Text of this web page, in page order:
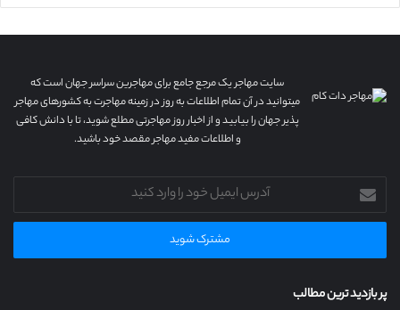
سایت مهاجر یک مرجع جامع برای مهاجرین سراسر جهان است که
میتوانید در آن تمام اطلاعات به روز در زمینه مهاجرت به کشورهای مهاجر
پذیر جهان را بیابید و از اخبار روز مهاجرتی مطلع شوید، تا با دانش کافی
و اطلاعات مفید مهاجر مقصد خود باشید.
آدرس
ایمیل
خود
وارد
پر بازدید ترین مطالب